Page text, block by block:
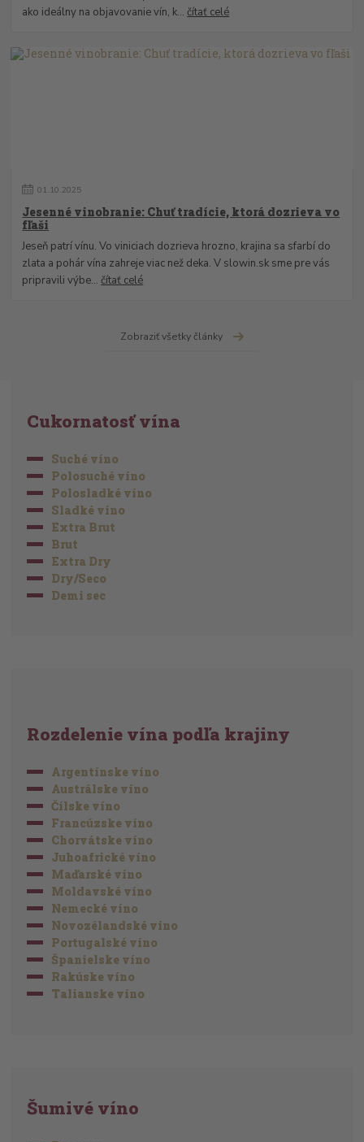
ako ideálny na objavovanie vín, k...čítať celé
01. 10.2025
Jesenné vinobranie: Chuť tradície, ktorá dozrieva vo
fľaši
Jeseň patrí vínu. Vo viniciach dozrieva hrozno, krajina sa sfarbí do
zlata a pohár vína zahreje viac než deka. V slowin.sk sme pre vás
pripravili výbe...čítať celé
Zobraziť všetky články
Cukornatosť vína
Suché víno
Polosuché víno
Polosladké víno
Sladké víno
Extra Brut
Brut
Extra Dry
Dry/Seco
Demi sec
Rozdelenie vína podľa krajiny
Argentínske víno
Austrálske víno
Čílske víno
Francúzske víno
Chorvátske víno
Juhoafrické víno
Maďarské víno
Moldavské víno
Nemecké víno
Novozélandské víno
Portugalské víno
Španielske víno
Rakúske víno
Talianske víno
Šumivé víno